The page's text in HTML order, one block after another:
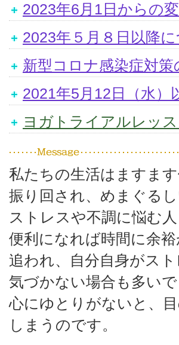
2023年6月1日からの
2023年５月８日以降
新型コロナ感染症対
2021年5月12日（水）
ヨガトライアルレッ
私たちの生活はますま
振り回され、めまぐる
ストレスや不調に悩む
便利になれば時間に余
追われ、自分自身がス
気づかない場合も多いで
心にゆとりがないと、
しまうのです。